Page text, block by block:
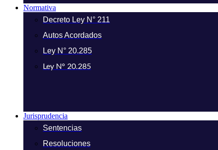
Normativa
Decreto Ley N° 211
Autos Acordados
Ley N° 20.285
Ley N° 20.285
Jurisprudencia
Sentencias
Resoluciones